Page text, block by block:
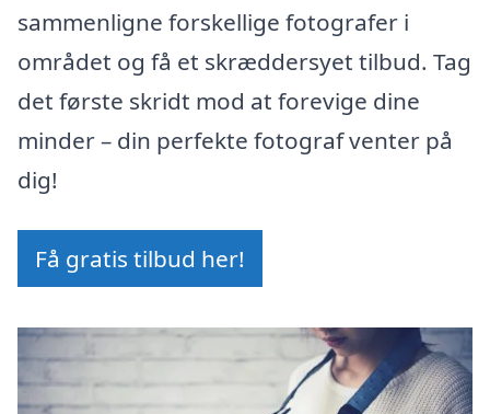
sammenligne forskellige fotografer i
området og få et skræddersyet tilbud. Tag
det første skridt mod at forevige dine
minder – din perfekte fotograf venter på
dig!
Få gratis tilbud her!